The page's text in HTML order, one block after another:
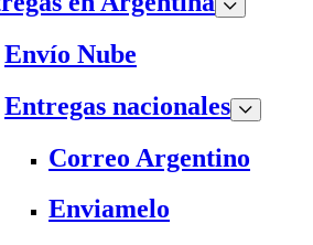
Envío Nube
Entregas nacionales
Correo Argentino
Enviamelo